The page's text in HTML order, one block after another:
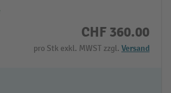
CHF 360.00
pro Stk exkl. MWST zzgl. Versand